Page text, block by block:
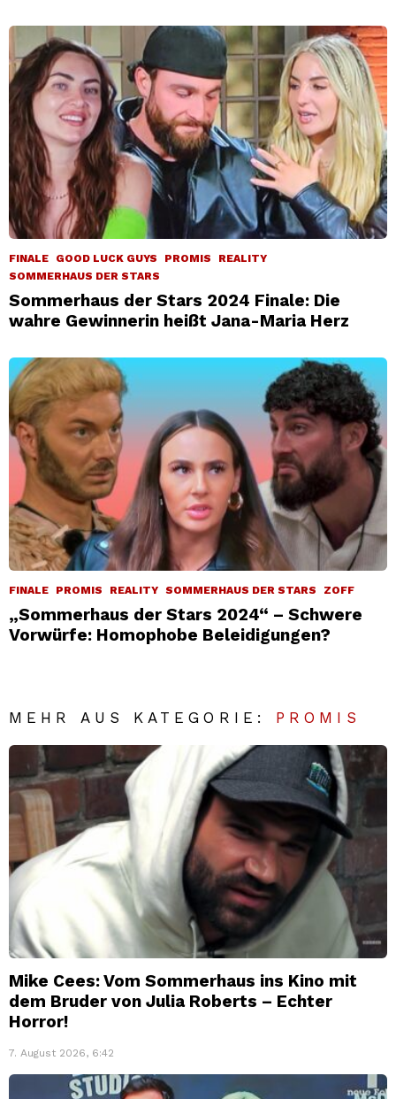
FINALE GOOD LUCK GUYS PROMIS
REALITY
SOMMERHAUS DER STARS
Sommerhaus der Stars 2024 Finale: Die
wahre Gewinnerin heißt Jana-Maria Herz
FINALE PROMIS REALITY SOMMERHAUS DER STARS ZOFF
„Sommerhaus der Stars 2024“ – Schwere
Vorwürfe: Homophobe Beleidigungen?
MEHR AUS KATEGORIE: PROMIS
Mike Cees: Vom Sommerhaus ins Kino mit
dem Bruder von Julia Roberts – Echter
Horror!
7. August 2026, 6:42